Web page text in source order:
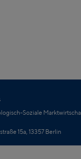
Soziale
15a, 13357 Berlin